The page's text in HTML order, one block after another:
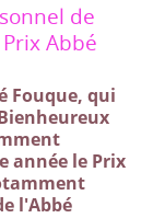
de
Abbé
Fouque, qui
année le Prix
l'Abbé